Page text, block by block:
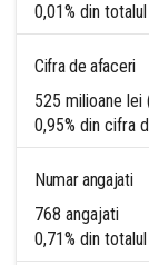
0,01% din
Cifra de afaceri
525 milioane lei
0,95% din cifra
Numar angajati
768 angajati
0,71% din